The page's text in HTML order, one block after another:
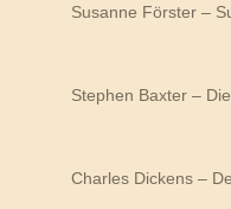
Susanne Förster –
Stephen Baxter –
Charles Dickens –